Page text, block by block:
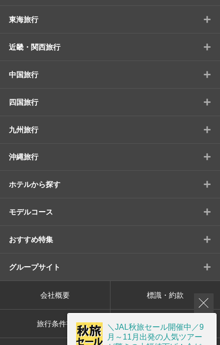
東海旅行 +
近畿・関西旅行 +
中国旅行 +
四国旅行 +
九州旅行 +
沖縄旅行 +
ホテルから探す +
モデルコース +
おすすめ特集 +
グループサイト +
会社概要 標識・約款
旅行条件書 プライバシーポリシー
＼JAL秋旅セール開催中／9
月～11月出発の人気ツアー